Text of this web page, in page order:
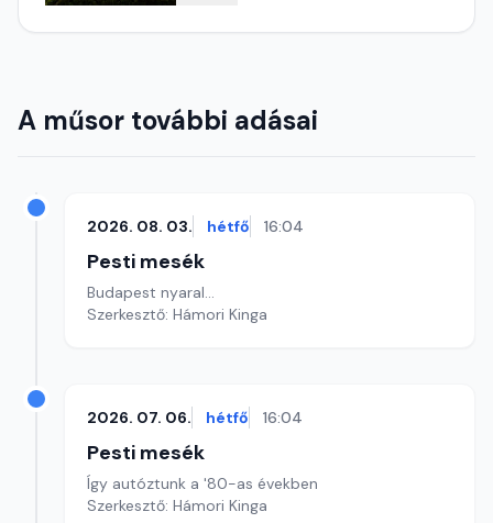
A műsor további adásai
2026. 08. 03. hétfő 16:04
Pesti mesék
Budapest nyaral...
Szerkesztő: Hámori Kinga
2026. 07. 06. hétfő 16:04
Pesti mesék
Így autóztunk a '80-as években
Szerkesztő: Hámori Kinga